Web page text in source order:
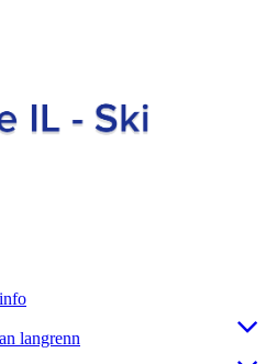
langrenn